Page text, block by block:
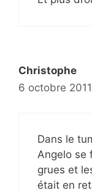
Christophe
6 octobre
Dans le
Angelo se
grues et
était en